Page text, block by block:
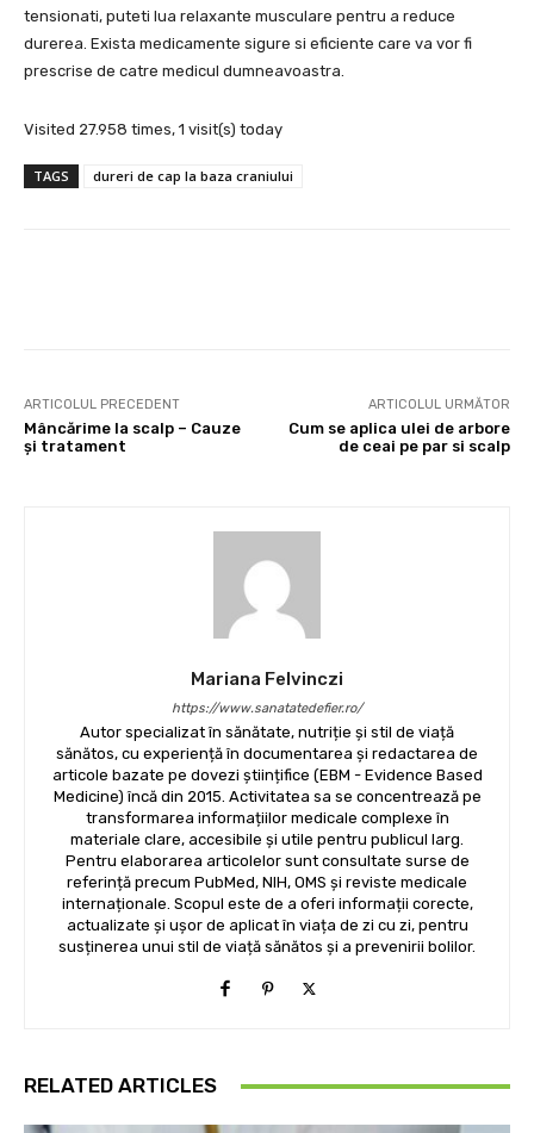
tensionati, puteti lua relaxante musculare pentru a reduce
durerea. Exista medicamente sigure si eficiente care va vor fi
prescrise de catre medicul dumneavoastra.
Visited 27.958 times, 1 visit(s) today
TAGS dureri de cap la baza craniului
ARTICOLUL PRECEDENT
Mâncărime la scalp – Cauze
și tratament
ARTICOLUL URMĂTOR
Cum se aplica ulei de arbore
de ceai pe par si scalp
Mariana Felvinczi
https://www.sanatatedefier.ro/
Autor specializat în sănătate, nutriție și stil de viață
sănătos, cu experiență în documentarea și redactarea de
articole bazate pe dovezi științifice (EBM - Evidence Based
Medicine) încă din 2015. Activitatea sa se concentrează pe
transformarea informațiilor medicale complexe în
materiale clare, accesibile și utile pentru publicul larg.
Pentru elaborarea articolelor sunt consultate surse de
referință precum PubMed, NIH, OMS și reviste medicale
internaționale. Scopul este de a oferi informații corecte,
actualizate și ușor de aplicat în viața de zi cu zi, pentru
susținerea unui stil de viață sănătos și a prevenirii bolilor.
RELATED ARTICLES